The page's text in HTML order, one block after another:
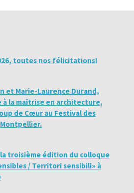
toutes nos félicitations!
et Marie-Laurence Durand,
la maîtrise en architecture,
de Cœur au Festival des
troisième édition du colloque
/ Territori sensibili» à